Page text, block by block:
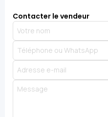
Contacter le vendeur